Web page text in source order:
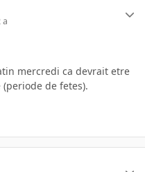
a
mercredi ca devrait etre
de fetes).